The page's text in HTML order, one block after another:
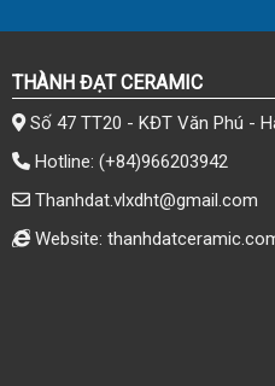
THÀNH ĐẠT CERAMIC
Số 47 TT20 - KĐT Văn Phú -
Hotline: (+84)966203942
Thanhdat.vlxdht@gmail.com
Website: